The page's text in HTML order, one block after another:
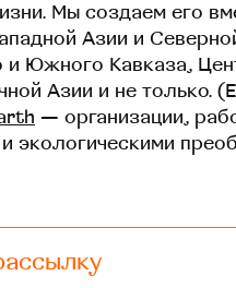
Мы создаем его
Азии и
и Южного Кавказа,
Азии и не только.
— организации,
экологическими